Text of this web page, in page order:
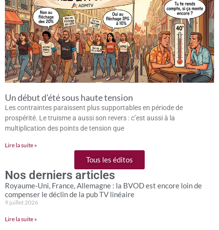
Un début d’été sous haute tension
Les contraintes paraissent plus supportables en période de
prospérité. Le truisme a aussi son revers : c’est aussi à la
multiplication des points de tension que
Lire la suite »
Tous les éditos
Nos derniers articles
Royaume-Uni, France, Allemagne : la BVOD est encore loin de
compenser le déclin de la pub TV linéaire
9 juillet 2026
Lire la suite »